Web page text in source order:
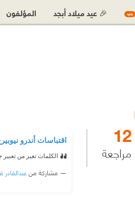
12
مراجعة
اقتباسات أندرو
الكلمات تغير من تعبير
مشاركة من
جديد 🎉 عيد ميلاد أبجد المؤلفون